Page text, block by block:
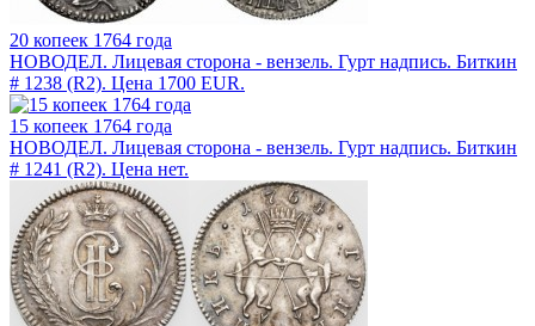
20 копеек 1764 года
НОВОДЕЛ. Лицевая сторона - вензель. Гурт надпись. Биткин
# 1238 (R2). Цена 1700 EUR.
15 копеек 1764 года
НОВОДЕЛ. Лицевая сторона - вензель. Гурт надпись. Биткин
# 1241 (R2). Цена нет.